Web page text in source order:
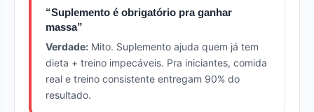
“Suplemento é obrigatório pra ganhar
massa”
Verdade: Mito. Suplemento ajuda quem já tem
dieta + treino impecáveis. Pra iniciantes, comida
real e treino consistente entregam 90% do
resultado.